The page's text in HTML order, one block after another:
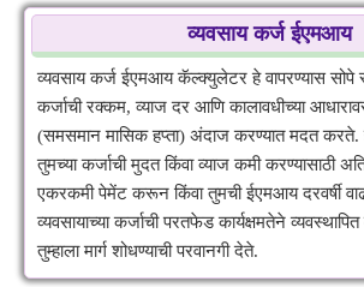
व्यवसाय कर्ज ईएमआय
व्यवसाय कर्ज ईएमआय कॅल्क्युलेटर हे वापरण्यास सोपे
कर्जाची रक्कम, व्याज दर आणि कालावधीच्या
(समसमान मासिक हप्ता) अंदाज करण्यात मदत करते.
तुमच्या कर्जाची मुदत किंवा व्याज कमी करण्यासाठी
एकरकमी पेमेंट करून किंवा तुमची ईएमआय दरवर्षी
व्यवसायाच्या कर्जाची परतफेड कार्यक्षमतेने
तुम्हाला मार्ग शोधण्याची परवानगी देते.